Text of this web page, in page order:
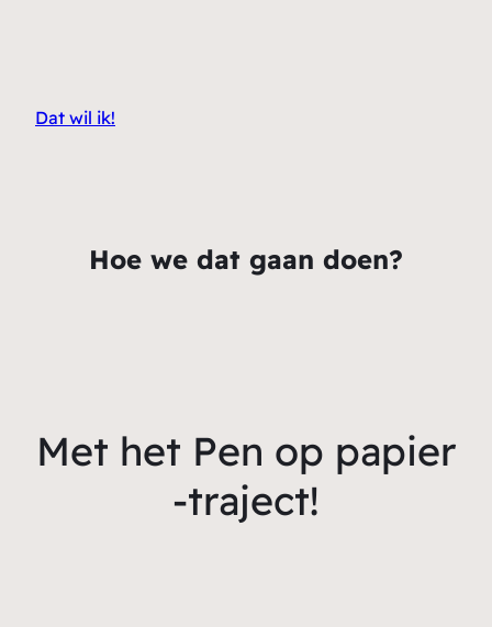
Dat wil ik!
Hoe we dat gaan doen?
Met het Pen op papier
-traject!